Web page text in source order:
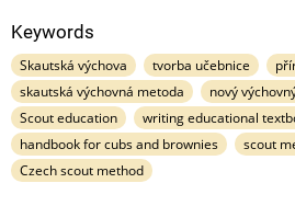
Keywords
Skautská výchova tvorba učebnice
skautská výchovná metoda
nový
Scout education
writing educational
handbook for cubs and brownies
scout
Czech scout method